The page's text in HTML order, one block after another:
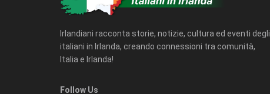
Irlandiani racconta storie, notizie, cultura ed eventi degli
italiani in Irlanda, creando connessioni tra comunità,
Italia e Irlanda!
Follow Us